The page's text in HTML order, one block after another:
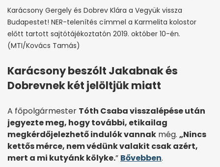
Karácsony Gergely és Dobrev Klára a Vegyük vissza
Budapestet! NER-telenítés címmel a Karmelita kolostor
előtt tartott sajtótájékoztatón 2019. október 10-én.
(MTI/Kovács Tamás)
Karácsony beszólt Jakabnak és
Dobrevnek két jelöltjük miatt
A főpolgármester Tóth Csaba visszalépése után
jegyezte meg, hogy további, etikailag
megkérdőjelezhető indulók vannak még. „Nincs
kettős mérce, nem védünk valakit csak azért,
mert a mi kutyánk kölyke.” Bővebben.